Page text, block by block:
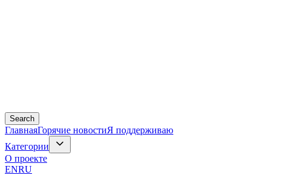
Search
ГлавнаяГорячие новостиЯ поддерживаю
Категории
О проекте
ENRU